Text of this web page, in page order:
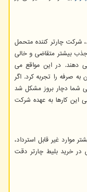
شرکت چارتر کننده متحمل
بیشتر متقاضی و خالی
دهند. در این مواقع می
به صرفه را تجربه کرد. اگر
شما دچار بروز مشکل شد
این کارها به عهده شرکت
موارد غیر قابل استرداد،
خرید بلیط چارتر دقت